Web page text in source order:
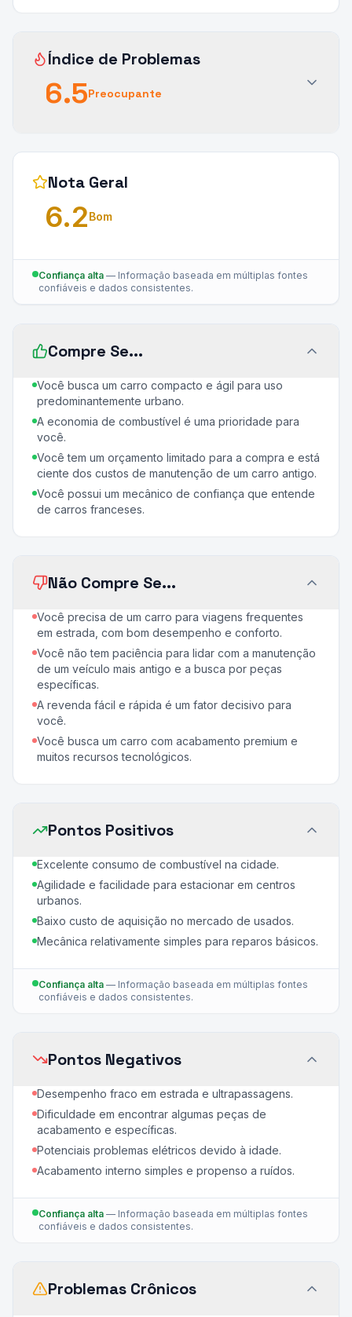
Índice de Problemas
6.5Preocupante
Nota Geral
6.2Bom
Confiança alta — Informação baseada em múltiplas fontes
confiáveis e dados consistentes.
Compre Se...
Você busca um carro compacto e ágil para uso
predominantemente urbano.
A economia de combustível é uma prioridade para
você.
Você tem um orçamento limitado para a compra e está
ciente dos custos de manutenção de um carro antigo.
Você possui um mecânico de confiança que entende
de carros franceses.
Não Compre Se...
Você precisa de um carro para viagens frequentes
em estrada, com bom desempenho e conforto.
Você não tem paciência para lidar com a manutenção
de um veículo mais antigo e a busca por peças
específicas.
A revenda fácil e rápida é um fator decisivo para
você.
Você busca um carro com acabamento premium e
muitos recursos tecnológicos.
Pontos Positivos
Excelente consumo de combustível na cidade.
Agilidade e facilidade para estacionar em centros
urbanos.
Baixo custo de aquisição no mercado de usados.
Mecânica relativamente simples para reparos básicos.
Confiança alta — Informação baseada em múltiplas fontes
confiáveis e dados consistentes.
Pontos Negativos
Desempenho fraco em estrada e ultrapassagens.
Dificuldade em encontrar algumas peças de
acabamento e específicas.
Potenciais problemas elétricos devido à idade.
Acabamento interno simples e propenso a ruídos.
Confiança alta — Informação baseada em múltiplas fontes
confiáveis e dados consistentes.
Problemas Crônicos